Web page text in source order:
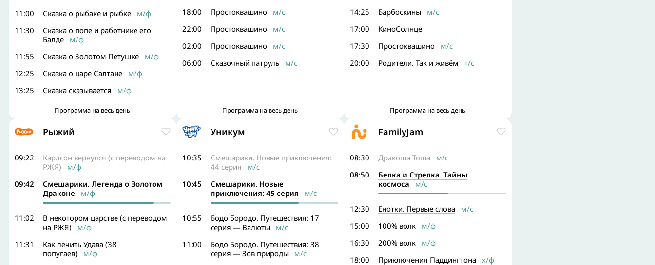
11:00 Сказка о рыбаке и рыбке м/ф
11:30
Сказка о попе и работнике его
Балде м/ф
11:55
Сказка о Золотом Петушке м/ф
12:25
Сказка о царе Салтане м/ф
13:25
Сказка сказывается м/ф
Программа на весь день
18:00
Простоквашином/с
22:00
Простоквашином/с
02:00
Простоквашином/с
06:00
Сказочный патрульм/с
Программа на весь день
14:25
Барбоскиным/с
17:00
КиноСолнце
17:30
Простоквашином/с
20:00
Родители. Так и живём т/с
Программа на весь день
Рыжий
09:22
Карлсон вернулся (с переводом на
РЖЯ) м/ф
09:42
Смешарики. Легенда о Золотом
Драконе м/ф
11:02
В некотором царстве (с переводом
на РЖЯ) м/ф
11:31
Как лечить Удава (38
попугаев) м/ф
Уникум
10:35
Смешарики. Новые приключения:
44 серия м/с
10:45
Смешарики. Новые
приключения: 45 серия м/с
10:55
Бодо Бородо. Путешествия: 17
серия — Валютым/с
11:00
Бодо Бородо. Путешествия: 38
серия — Зов природым/с
FamilyJam
08:30 Дракоша Тоша м/с
08:50
Белка и Стрелка. Тайны
космоса м/с
12:30 Енотки. Первые словам/с
15:00
100% волкм/ф
16:30
200% волкм/ф
18:00
Приключения Паддингтонах/ф